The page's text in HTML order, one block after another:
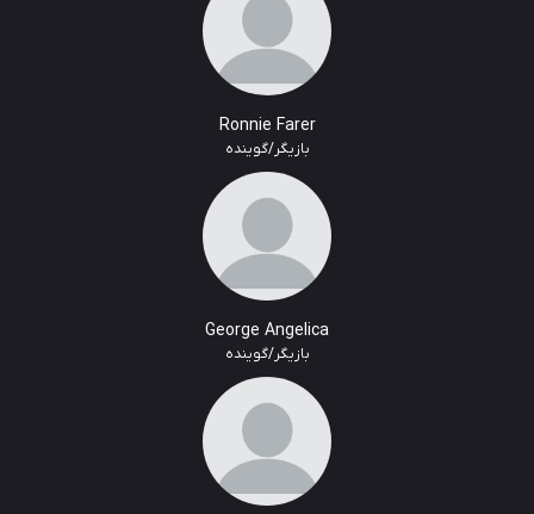
Ronnie Farer
بازیگر/گوینده
George Angelica
بازیگر/گوینده